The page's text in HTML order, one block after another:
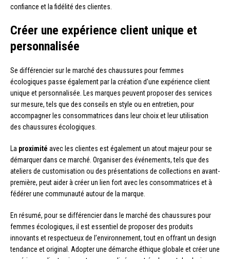
confiance et la fidélité des clientes.
Créer une expérience client unique et
personnalisée
Se différencier sur le marché des chaussures pour femmes
écologiques passe également par la création d’une expérience client
unique et personnalisée. Les marques peuvent proposer des services
sur mesure, tels que des conseils en style ou en entretien, pour
accompagner les consommatrices dans leur choix et leur utilisation
des chaussures écologiques.
La proximité avec les clientes est également un atout majeur pour se
démarquer dans ce marché. Organiser des événements, tels que des
ateliers de customisation ou des présentations de collections en avant-
première, peut aider à créer un lien fort avec les consommatrices et à
fédérer une communauté autour de la marque.
En résumé, pour se différencier dans le marché des chaussures pour
femmes écologiques, il est essentiel de proposer des produits
innovants et respectueux de l’environnement, tout en offrant un design
tendance et original. Adopter une démarche éthique globale et créer une